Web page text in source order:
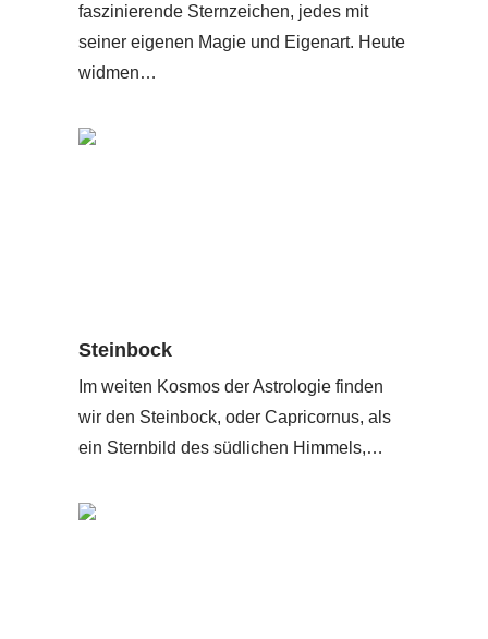
faszinierende Sternzeichen, jedes mit
seiner eigenen Magie und Eigenart. Heute
widmen…
Steinbock
Im weiten Kosmos der Astrologie finden
wir den Steinbock, oder Capricornus, als
ein Sternbild des südlichen Himmels,…